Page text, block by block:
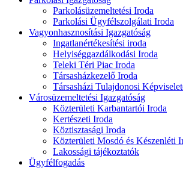
Parkolásüzemeltetési Iroda
Parkolási Ügyfélszolgálati Iroda
Vagyonhasznosítási Igazgatóság
Ingatlanértékesítési iroda
Helyiséggazdálkodási Iroda
Teleki Téri Piac Iroda
Társasházkezelő Iroda
Társasházi Tulajdonosi
Városüzemeltetési Igazgatóság
Közterületi Karbantartói Iroda
Kertészeti Iroda
Köztisztasági Iroda
Közterületi Mosdó és Készenléti
Lakossági tájékoztatók
Ügyfélfogadás